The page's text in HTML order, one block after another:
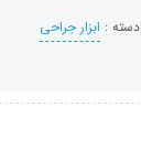
دسته : ابزار جراحی